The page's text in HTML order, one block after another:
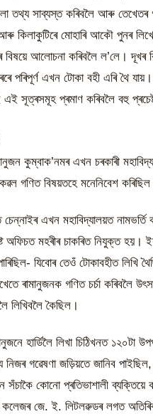
তথ্য সাব্যস্ত কৰিবলৈ আৰু তেখেতৰ
কিলাকুটিৰে মোহাৰি আকৌ পুনৰ
বিষয়ে আলোচনা কৰিবলৈ ল’লে।
পৰিপূৰ্ণ এখন টোকা বহী এৰি থৈ
সূত্ৰসমূহ প্ৰমাণ কৰিবলৈ বহু
কুম্বাক’নমৰ এখন চৰকাৰী
গণিত বিষয়তহে মনেনিবেশ
চেন্নাইৰ এখন মহাবিদ্যালয়ত
অফিচত মহৰীৰ চাকৰিত নিযুক্ত
যিবোৰ তেওঁ টোকাবহীত
ৰামানুজনক গণিত চৰ্চা কৰিবলৈ
লিখিবলৈ কৈছিল।
হাৰ্ডিলৈ লিখা চিঠিখনত ১২০টা
নিজৰ গৱেষণা জড়িয়তে জানিব
সঁচাকৈ কোনো প্ৰতিভাশালী
কলেজৰ জে. ই. লিটলৱুডৰ লগত